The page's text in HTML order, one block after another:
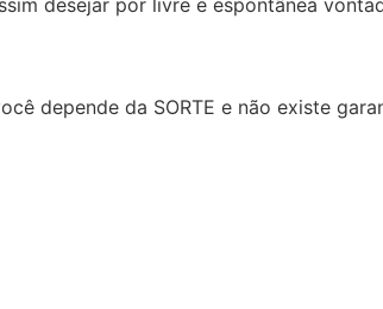
depende da SORTE e não existe